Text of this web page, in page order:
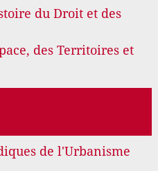
du Droit et des
des Territoires et
de l'Urbanisme